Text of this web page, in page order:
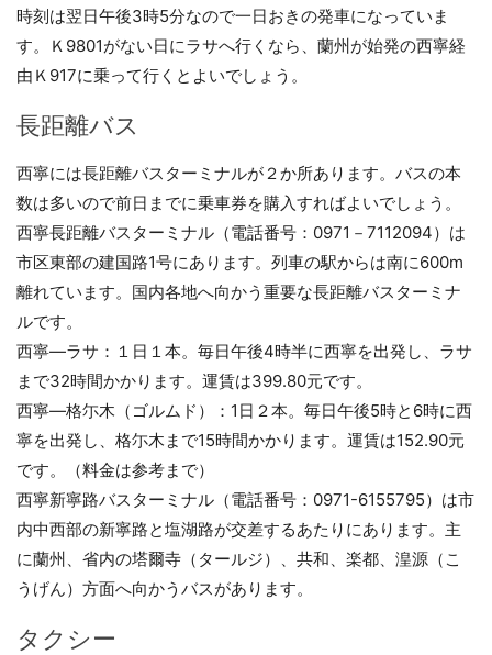
時刻は翌日午後3時5分なので一日おきの発車になっていま
す。Ｋ9801がない日にラサへ行くなら、蘭州が始発の西寧経
由Ｋ917に乗って行くとよいでしょう。
長距離バス
西寧には長距離バスターミナルが２か所あります。バスの本
数は多いので前日までに乗車券を購入すればよいでしょう。
西寧長距離バスターミナル（電話番号：0971－7112094）は
市区東部の建国路1号にあります。列車の駅からは南に600m
離れています。国内各地へ向かう重要な長距離バスターミナ
ルです。
西寧―ラサ：１日１本。毎日午後4時半に西寧を出発し、ラサ
まで32時間かかります。運賃は399.80元です。
西寧―格尓木（ゴルムド）：1日２本。毎日午後5時と6時に西
寧を出発し、格尓木まで15時間かかります。運賃は152.90元
です。（料金は参考まで）
西寧新寧路バスターミナル（電話番号：0971-6155795）は市
内中西部の新寧路と塩湖路が交差するあたりにあります。主
に蘭州、省内の塔爾寺（タールジ）、共和、楽都、湟源（こ
うげん）方面へ向かうバスがあります。
タクシー